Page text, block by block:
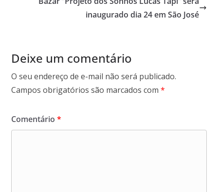
inaugurado dia 24 em São José
Deixe um comentário
O seu endereço de e-mail não será publicado.
Campos obrigatórios são marcados com *
Comentário *